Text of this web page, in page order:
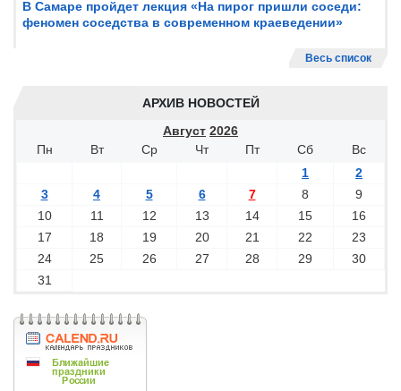
В Самаре пройдет лекция «На пирог пришли соседи:
феномен соседства в современном краеведении»
Весь список
АРХИВ НОВОСТЕЙ
Август 2026
Пн
Вт Ср Чт Пт Сб
Вс
1
2
3
4 5 6 7 8
9
10
11 12 13 14 15
16
17
18 19 20 21 22
23
24
25 26 27 28 29
30
31